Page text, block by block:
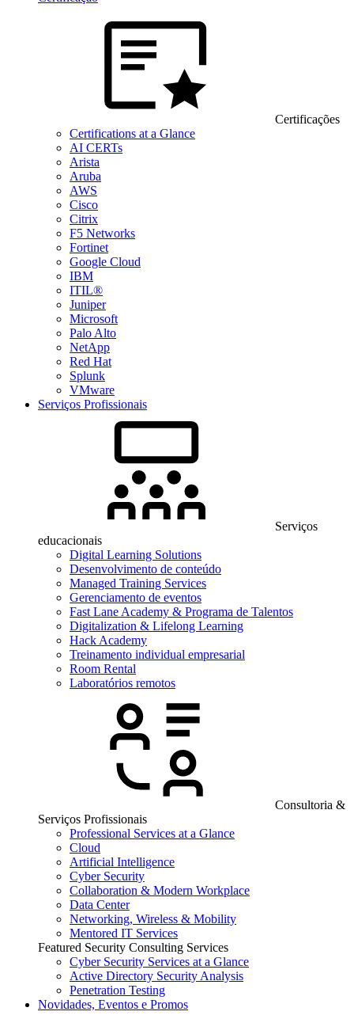
Certificações
Certifications at a Glance
AI CERTs
Arista
Aruba
AWS
Cisco
Citrix
F5 Networks
Fortinet
Google Cloud
IBM
ITIL®
Juniper
Microsoft
Palo Alto
NetApp
Red Hat
Splunk
VMware
Serviços Profissionais
Serviços
educacionais
Digital Learning Solutions
Desenvolvimento de conteúdo
Managed Training Services
Gerenciamento de eventos
Fast Lane Academy & Programa de Talentos
Digitalization & Lifelong Learning
Hack Academy
Treinamento individual empresarial
Room Rental
Laboratórios remotos
Consultoria &
Serviços Profissionais
Professional Services at a Glance
Cloud
Artificial Intelligence
Cyber Security
Collaboration & Modern Workplace
Data Center
Networking, Wireless & Mobility
Mentored IT Services
Featured Security Consulting Services
Cyber Security Services at a Glance
Active Directory Security Analysis
Penetration Testing
Novidades, Eventos e Promos